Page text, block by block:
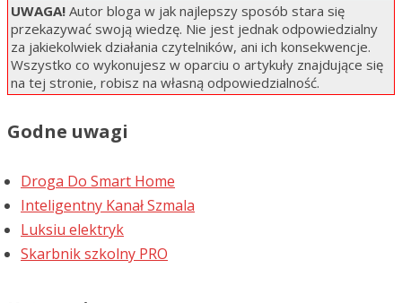
UWAGA! Autor bloga w jak najlepszy sposób stara się
przekazywać swoją wiedzę. Nie jest jednak odpowiedzialny
za jakiekolwiek działania czytelników, ani ich konsekwencje.
Wszystko co wykonujesz w oparciu o artykuły znajdujące się
na tej stronie, robisz na własną odpowiedzialność.
Godne uwagi
Droga Do Smart Home
Inteligentny Kanał Szmala
Luksiu elektryk
Skarbnik szkolny PRO